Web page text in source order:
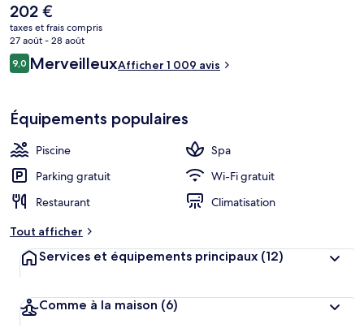
enfants (gratuit), une salle de fitness et une piscine pour enfants,
l'idéal pour des vacances sans soucis. Le personnel attentionné et la
proximité avec la plage remportent un franc succès auprès des
autres voyageurs.
Le
prix
actuel
est
de
202 €
taxes et frais compris
27 août - 28 août
Avis
voyageurs
9,09,0 sur 10
MerveilleuxAfficher 1 009 avis
Équipements populaires
Piscine
Spa
Parking gratuit
Wi-Fi gratuit
Restaurant
Climatisation
Tout afficher
Services et équipements principaux (12)
Comme à la maison (6)